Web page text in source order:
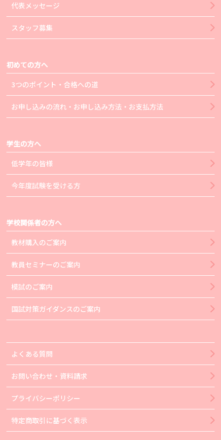
代表メッセージ
スタッフ募集
初めての方へ
3つのポイント・合格への道
お申し込みの流れ・お申し込み方法・お支払方法
学生の方へ
低学年の皆様
今年度試験を受ける方
学校関係者の方へ
教材購入のご案内
教員セミナーのご案内
模試のご案内
国試対策ガイダンスのご案内
よくある質問
お問い合わせ・資料請求
プライバシーポリシー
特定商取引に基づく表示